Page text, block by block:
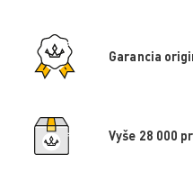
Garancia
Vyše 28 000